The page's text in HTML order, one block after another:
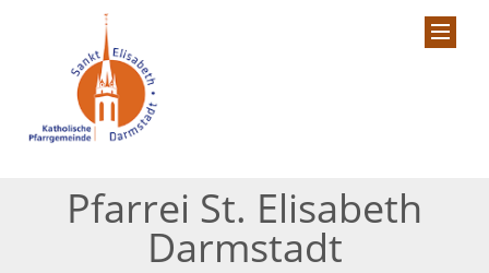
Pfarrei St. Elisabeth
Darmstadt